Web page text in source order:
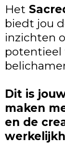
Het
biedt jou
inzichten
potentieel
Dit is
maken
en de